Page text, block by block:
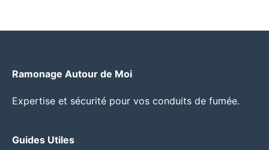
Ramonage Autour de Moi
Expertise et sécurité pour vos conduits de fumée.
Guides Utiles